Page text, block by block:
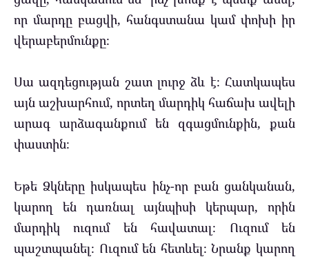
որ մարդը բացվի, հանգստանա կամ փոխի իր
վերաբերմունքը։
Սա ազդեցության շատ լուրջ ձև է։ Հատկապես
այն աշխարհում, որտեղ մարդիկ հաճախ ավելի
արագ արձագանքում են զգացմունքին, քան
փաստին։
Եթե Ձկները իսկապես ինչ-որ բան ցանկանան,
կարող են դառնալ այնպիսի կերպար, որին
մարդիկ ուզում են հավատալ։ Ուզում են
պաշտպանել։ Ուզում են հետևել։ Նրանք կարող